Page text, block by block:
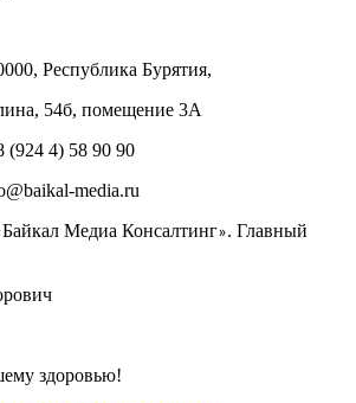
Республика Бурятия,
54б, помещение 3А
(924 4) 58 90 90
media.ru
Байкал Медиа Консалтинг». Главный
здоровью!